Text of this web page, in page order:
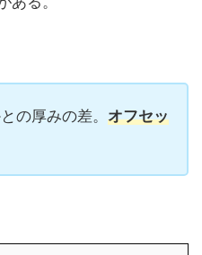
の厚みの差。 オフセッ